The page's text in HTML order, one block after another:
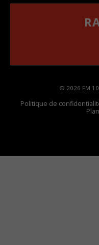
© 2026 FM
Politique de